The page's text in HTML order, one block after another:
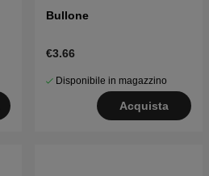
Bullone
€3.66
Disponibile in magazzino
Acquista